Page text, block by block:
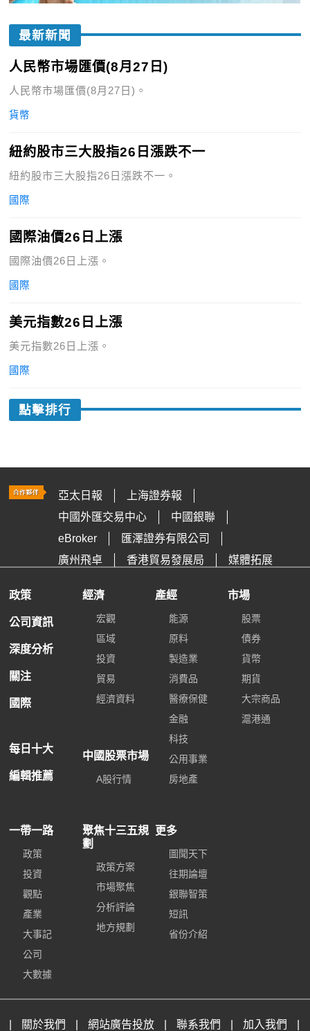
最新新聞
人民幣市場匯價(8月27日)
人民幣市場匯價(8月27日)。
貨幣
紐約股市三大股指26日漲跌不一
紐約股市三大股指26日漲跌不一。
國際
國際油價26日上漲
國際油價26日上漲。
國際
美元指數26日上漲
美元指數26日上漲。
國際
點擊排行
亞太日報
上海證券報
中國外匯交易中心
中國銀聯
eBroker
匯澤證券有限公司
廣州飛卓
香港貿易發展局 媒體拓展
政策
公司資訊
深度分析
關注
國際
每日十大
編輯推薦
經濟
宏觀
區域
投資
貿易
經濟資料
中國股票市場
A股行情
產經
能源
原料
製造業
消費品
醫療保健
金融
科技
公用事業
房地產
市場
股票
債券
貨幣
期貨
大宗商品
滬港通
一帶一路
政策
投資
觀點
產業
大事記
公司
大數據
聚焦十三五規
劃
政策方案
市場聚焦
分析評論
地方規劃
更多
圖聞天下
往期論壇
銀聯智策
短訊
省份介紹
關於我們 網站廣告投放 聯系我們 加入我們